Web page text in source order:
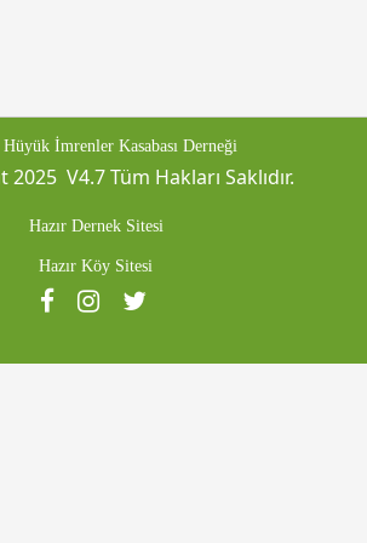
İmrenler Kasabası Derneği
V4.7 Tüm Hakları Saklıdır.
Hazır Dernek Sitesi
Hazır Köy Sitesi